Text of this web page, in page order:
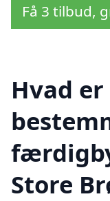
Få 3 tilbud,
Hvad
Store